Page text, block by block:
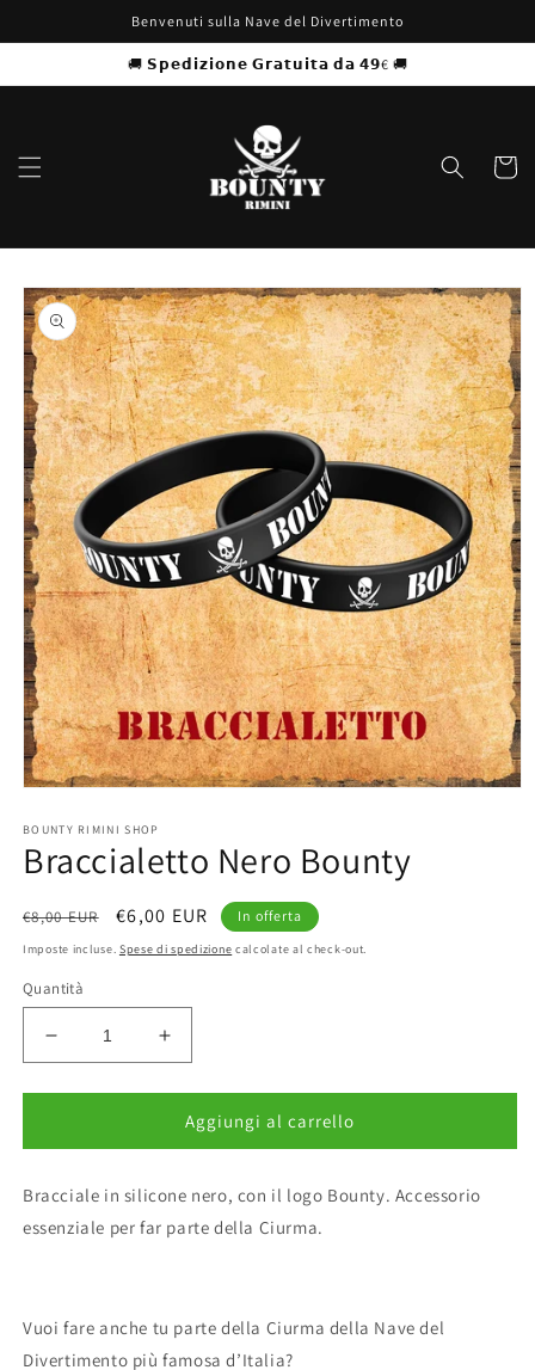
ai contenuti
Benvenuti sulla Nave del Divertimento
🚚 𝗦𝗽𝗲𝗱𝗶𝘇𝗶𝗼𝗻𝗲 𝗚𝗿𝗮𝘁𝘂𝗶𝘁𝗮 𝗱𝗮 𝟰𝟵€ 🚚
Carrello
Passa alle
informazioni
sul prodotto
multimediali
1
in
BOUNTY RIMINI SHOP
Braccialetto Nero Bounty
Prezzo
di
€8,00 EUR
Prezzo
scontato
€6,00 EUR In offerta
Imposte incluse. Spese di spedizione calcolate al check-out.
Quantità
Diminuisci
quantità
per
Nero
Aumenta
quantità
per
Braccialetto
Nero
Aggiungi al carrello
Bracciale in silicone nero, con il logo Bounty. Accessorio
essenziale per far parte della Ciurma.
Vuoi fare anche tu parte della Ciurma della Nave del
Divertimento più famosa d’Italia?